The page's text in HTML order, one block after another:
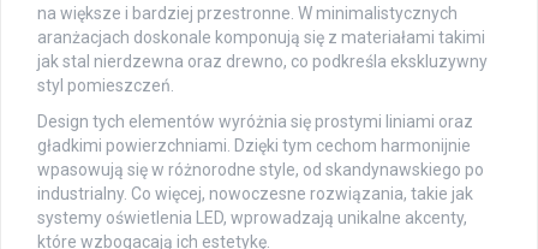
na większe i bardziej przestronne. W minimalistycznych
aranżacjach doskonale komponują się z materiałami takimi
jak stal nierdzewna oraz drewno, co podkreśla ekskluzywny
styl pomieszczeń.
Design tych elementów wyróżnia się prostymi liniami oraz
gładkimi powierzchniami. Dzięki tym cechom harmonijnie
wpasowują się w różnorodne style, od skandynawskiego po
industrialny. Co więcej, nowoczesne rozwiązania, takie jak
systemy oświetlenia LED, wprowadzają unikalne akcenty,
które wzbogacają ich estetykę.